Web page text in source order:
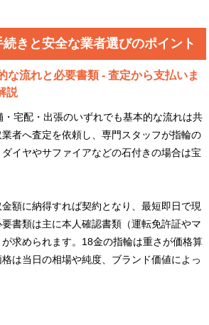
きと安全な業者選びのポイント
な流れと必要書類 - 査定から支払いま
説
宅配・出張のいずれでも基本的な流れは共
者へ査定を依頼し、専門スタッフが指輪の
イヤやサファイアなどの石付きの場合は宝
額に納得すれば契約となり、最短即日で現
書類は主に本人確認書類（運転免許証やマ
求められます。18金の指輪は重さが価格算
は当日の相場や純度、ブランド価値によっ